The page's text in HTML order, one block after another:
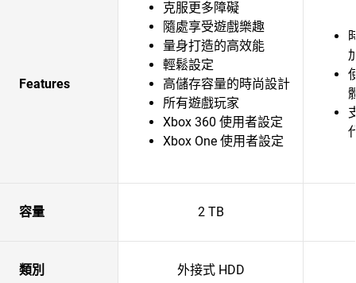
Features
克服更多障礙
隨處享受遊戲樂趣
量身打造的高效能
輕鬆設定
高儲存容量的時尚設計
所有遊戲玩家
Xbox 360 使用者設定
Xbox One 使用者設定
容量 2 TB
類別 外接式 HDD